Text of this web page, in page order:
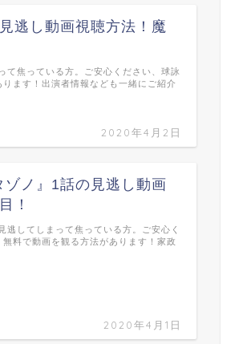
逃し動画視聴方法！魔
2020年4月2日
て焦っている方。ご安心ください、球詠
ます！出演者情報なども一緒にご紹介
ゾノ』1話の見逃し動画
！
2020年4月1日
逃してしまって焦っている方。ご安心く
料で動画を観る方法があります！家政